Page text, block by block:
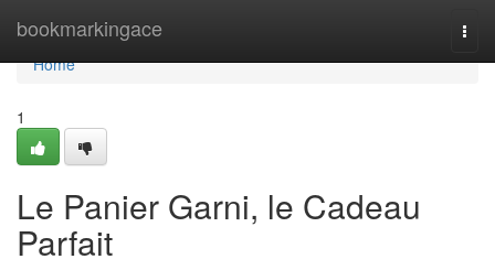
bookmarkingace
Home
Home
1
Le Panier Garni, le Cadeau
Parfait